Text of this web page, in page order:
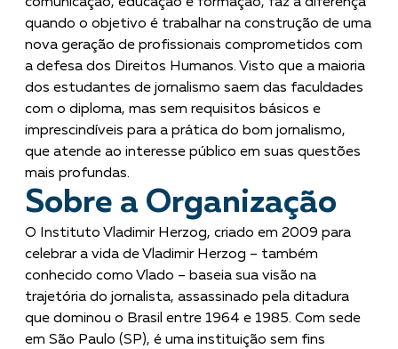
quando o objetivo é trabalhar na construção de uma
nova geração de profissionais comprometidos com
a defesa dos Direitos Humanos. Visto que a maioria
dos estudantes de jornalismo saem das faculdades
com o diploma, mas sem requisitos básicos e
imprescindíveis para a prática do bom jornalismo,
que atende ao interesse público em suas questões
mais profundas.
Sobre a Organização
O Instituto Vladimir Herzog, criado em 2009 para
celebrar a vida de Vladimir Herzog – também
conhecido como Vlado – baseia sua visão na
trajetória do jornalista, assassinado pela ditadura
que dominou o Brasil entre 1964 e 1985. Com sede
em São Paulo (SP), é uma instituição sem fins